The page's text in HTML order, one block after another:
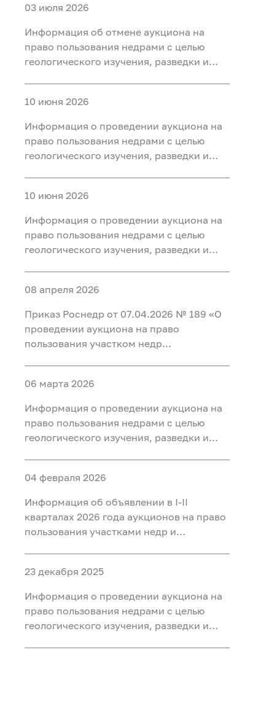
Тобольском, Ярковском районах
Тюменской области
03 июля 2026
Информация об отмене аукциона на
право пользования недрами с целью
геологического изучения, разведки и
Тобольском, Ярковском районах
Тюменской области и Кондинском
районе ХМАО-Югра
10 июня 2026
Информация о проведении аукциона на
право пользования недрами с целью
геологического изучения, разведки и
Тобольском, Ярковском районах
Тюменской области
10 июня 2026
Информация о проведении аукциона на
право пользования недрами с целью
геологического изучения, разведки и
Тобольском, Ярковском районах
Тюменской области и Кондинском
районе ХМАО-Югра
08 апреля 2026
Приказ Роснедр от 07.04.2026 № 189 «О
проведении аукциона на право
пользования участком недр
на территории Красноярского края, для
разведки и добычи полезных
ископаемых, в том числе добычи
полезных ископаемых и полезных
компонентов из отходов
недропользования, в том числе из
вскрышных и вмещающих горных пород,
недропользования, в том числе
вскрышных и вмещающих горных пород»
06 марта 2026
Информация о проведении аукциона на
право пользования недрами с целью
геологического изучения, разведки и
расположенного на территории Ханты-
Мансийского района Ханты-
Мансийского автономного округа - Югры
04 февраля 2026
Информация об объявлении в I-II
кварталах 2026 года аукционов на право
пользования участками недр и
23 декабря 2025
Информация о проведении аукциона на
право пользования недрами с целью
геологического изучения, разведки и